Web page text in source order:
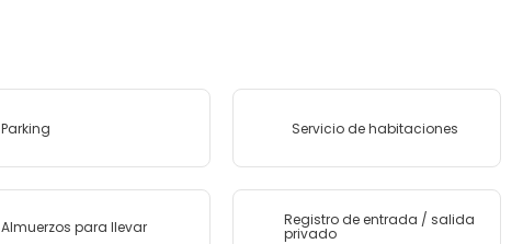
Parking Servicio de habitaciones
Almuerzos para llevar Registro de entrada / salida
privado